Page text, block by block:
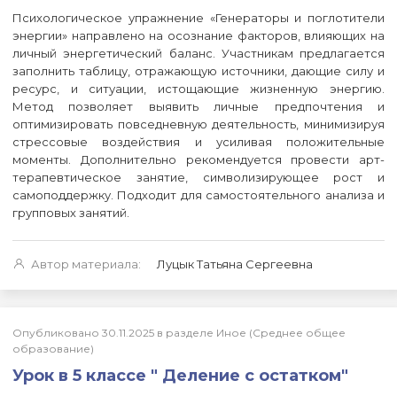
Психологическое упражнение «Генераторы и поглотители
энергии» направлено на осознание факторов, влияющих на
личный энергетический баланс. Участникам предлагается
заполнить таблицу, отражающую источники, дающие силу и
ресурс, и ситуации, истощающие жизненную энергию.
Метод позволяет выявить личные предпочтения и
оптимизировать повседневную деятельность, минимизируя
стрессовые воздействия и усиливая положительные
моменты. Дополнительно рекомендуется провести арт-
терапевтическое занятие, символизирующее рост и
самоподдержку. Подходит для самостоятельного анализа и
групповых занятий.
Автор материала: Луцык Татьяна Сергеевна
Опубликовано 30.11.2025 в разделе Иное (Среднее общее
образование)
Урок в 5 классе " Деление с остатком"